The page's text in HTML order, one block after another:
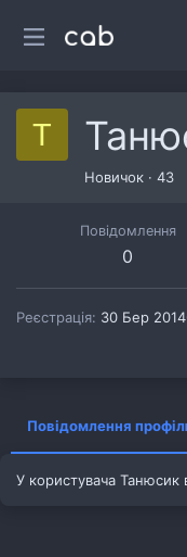
Т
Новичок · 43
Повідомлення
0
Реєстрація 30 Бер 2014
Повідомлення
У користувача Танюсик